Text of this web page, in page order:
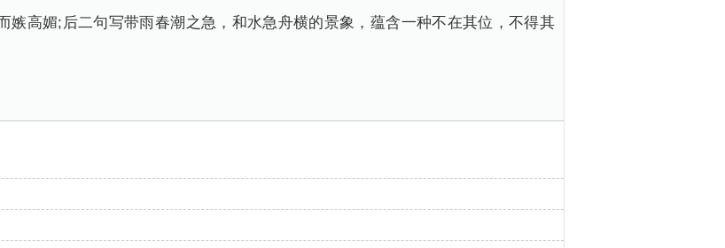
嫉高媚;后二句写带雨春潮之急，和水急舟横的景象，蕴含一种不在其位，不得其